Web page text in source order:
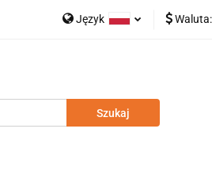
Język Waluta:
rodzinne